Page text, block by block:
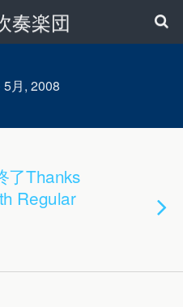
奏楽団
5月, 2008
了Thanks
Regular